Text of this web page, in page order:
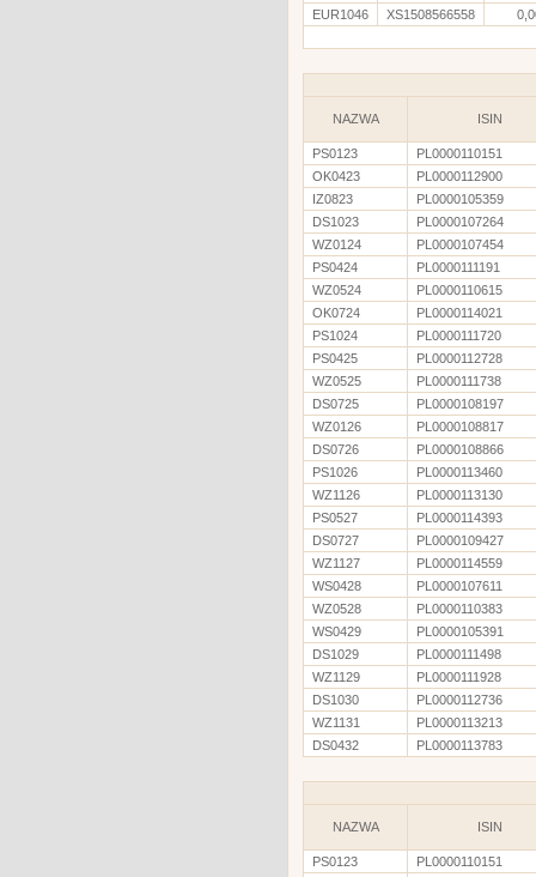
EUR1046
XS1508566558
NAZWA ISIN
PS0123
PL0000110151
OK0423
PL0000112900
IZ0823
PL0000105359
DS1023
PL0000107264
WZ0124
PL0000107454
PS0424
PL0000111191
WZ0524
PL0000110615
OK0724
PL0000114021
PS1024
PL0000111720
PS0425
PL0000112728
WZ0525
PL0000111738
DS0725
PL0000108197
WZ0126
PL0000108817
DS0726
PL0000108866
PS1026
PL0000113460
WZ1126
PL0000113130
PS0527
PL0000114393
DS0727
PL0000109427
WZ1127
PL0000114559
WS0428
PL0000107611
WZ0528
PL0000110383
WS0429
PL0000105391
DS1029
PL0000111498
WZ1129
PL0000111928
DS1030
PL0000112736
WZ1131
PL0000113213
DS0432
PL0000113783
NAZWA ISIN
PS0123
PL0000110151